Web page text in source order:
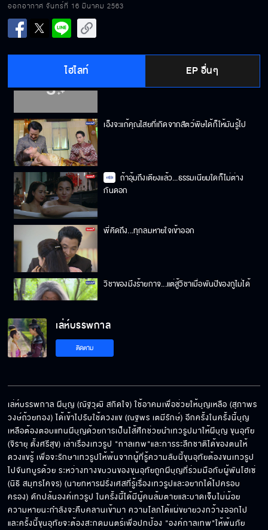
ออกอากาศ จันทร์ที่ 16 มีนาคม 2563
ไฮไลท์ EP อื่นๆ
เอามาให้ลองชิมเล่นตรงหน้า...ท่านขุนยังไม่สนใจ
เอ็งจะแก้คุณไสยที่เกิดจากสัตว์พิษได้ก็ให้มันรู้ไป
ถ้าอุ้มถึงเตียงแล้ว...ธรรมเนียมใดก็ไม่ต่าง
กันดอก
พี่คิดถึง...ทุกลมหายใจเข้าออก
วิชาของมึงร้ายกาจ...แต่สู้วิชาเมื่อพันปีของกูไม่ได้
กูช่วยให้มึงไม่ต้องทุกข์ทรมานวิ่งไล่ตามผู้ชาย
หากคืนนี้ข้าได้เป็นเมียท่านหมื่น
ข้าขอวิชาความรู้ที่เคยเป็นของข้า...กลับคืนมาสู่ข้า
เล่ห์บรรพกาล
ติดตาม
เล่ห์บรรพกาล ผีบุญ (ณัฐวุฒิ สกิดใจ) ใช้อาคมเพื่อช่วยให้บุญเหลือ (สุภาพร
วงษ์ถ้วยทอง) ได้เข้าไปรับใช้ดวงแข (ณฐพร เตมีรักษ์) อีกครั้งในครั้งนี้บุญ
เหลือต้องตอบแทนผีบุญด้วยการเป็นไส้ศึกช่วยนำเทวรูปมาให้ผีบุญ ขุนอุทัย
(จิรายุ ตั้งศรีสุข) เล่าเรื่องเทวรูป "กาลเทพ"และการระลึกชาติได้ของตนให้
ดวงแขรู้ เพื่อจะรักษาเทวรูปให้พ้นจากผู้ที่รู้ความลับนี้ขุนอุทัยต้องขนเทวรูป
ไปจันทบูรด้วย ระหว่างทางขบวนของขุนอุทัยถูกผีบุญที่ร่วมมือกับผู้พันโฮเซ่
(นิธิ สมุทรโคจร) (นายทหารฝรั่งเศสที่รู้เรื่องเทวรูปและอยากได้ไปครอบ
ครอง) ดักปล้นองค์เทวรูป ในครั้งนี้ได้มีผู้คนล้มตายและบาดเจ็บไม่น้อย
ความหายนะกำลังจะคืบคลานเข้ามา ความโลภได้แผ่ขยายวงกว้างออกไป
และครั้งนี้ขุนอุทัยจะต้องสะกดมนตร์เพื่อปกป้อง "องค์กาลเทพ"ให้พ้นภัย